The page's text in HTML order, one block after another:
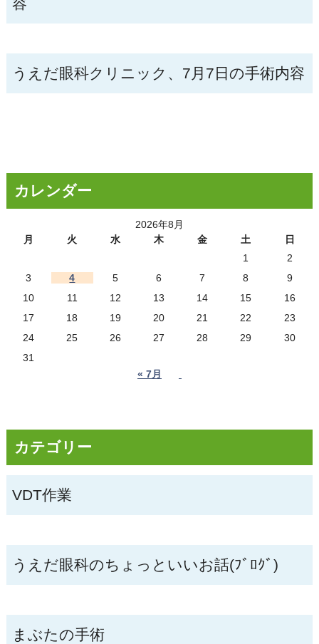
うえだ眼科クリニック、7月7日の手術内容
カレンダー
2026年8月
月
火 水 木 金 土
日
1
2
3
4 5 6 7 8
9
10
11 12 13 14 15
16
17
18 19 20 21 22
23
24
25 26 27 28 29
30
31
« 7月
カテゴリー
VDT作業
うえだ眼科のちょっといいお話(ﾌﾞﾛｸﾞ)
まぶたの手術